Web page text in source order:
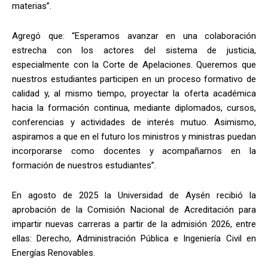
materias”.
Agregó que: “Esperamos avanzar en una colaboración
estrecha con los actores del sistema de justicia,
especialmente con la Corte de Apelaciones. Queremos que
nuestros estudiantes participen en un proceso formativo de
calidad y, al mismo tiempo, proyectar la oferta académica
hacia la formación continua, mediante diplomados, cursos,
conferencias y actividades de interés mutuo. Asimismo,
aspiramos a que en el futuro los ministros y ministras puedan
incorporarse como docentes y acompañarnos en la
formación de nuestros estudiantes”.
En agosto de 2025 la Universidad de Aysén recibió la
aprobación de la Comisión Nacional de Acreditación para
impartir nuevas carreras a partir de la admisión 2026, entre
ellas: Derecho, Administración Pública e Ingeniería Civil en
Energías Renovables.